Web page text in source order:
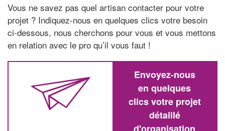
Vous ne savez pas quel artisan contacter pour votre
projet ? Indiquez-nous en quelques clics votre besoin
ci-dessous, nous cherchons pour vous et vous mettons
en relation avec le pro qu’il vous faut !
Envoyez-nous
en quelques
clics votre projet
détaillé
d'organisation